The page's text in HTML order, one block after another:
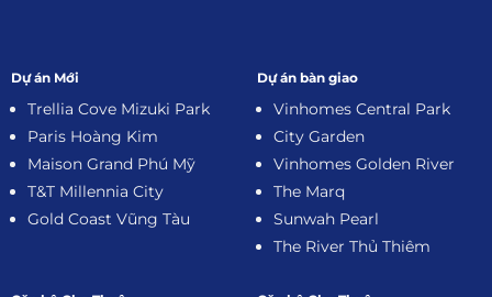
Dự án Mới
Trellia Cove Mizuki Park
Paris Hoàng Kim
Maison Grand Phú Mỹ
T&T Millennia City
Gold Coast Vũng Tàu
Dự án bàn giao
Vinhomes Central Park
City Garden
Vinhomes Golden River
The Marq
Sunwah Pearl
The River Thủ Thiêm